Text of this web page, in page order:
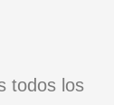
todos los